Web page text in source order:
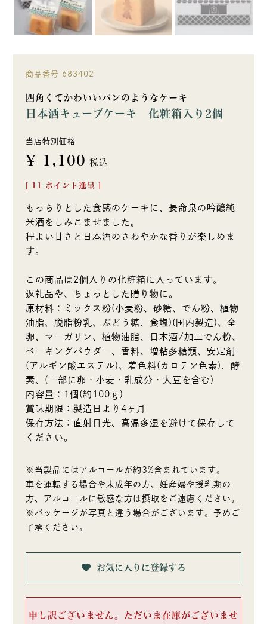
商品番号 683402
四角くてかわいいパンのようなケーキ
日本酒キューブケーキ 化粧箱入り2個
当店特別価格
¥ 1,100 税込
ポイント進呈 ]
もっちりとした食感のケーキに、長命泉の吟醸純
米酒をしみこませました。
程よい甘さと日本酒のさわやかな香りが楽しめま
す。
この商品は2個入りの化粧箱に入っています。
返礼品や、ちょっとした贈り物に。
原材料：ミックス粉(小麦粉、砂糖、でん粉、植物
油脂、脱脂粉乳、ぶどう糖、食塩)(国内製造)、全
卵、マーガリン、植物油脂、日本酒/加工でん粉、
ベーキングパウダー、香料、増粘多糖類、安定剤
(アルギン酸エステル)、着色料(カロテン色素)、酵
素、(一部に卵・小麦・乳成分・大豆を含む)
内容量：1個(約100ｇ)
賞味期限：製造日より4ヶ月
保存方法：直射日光、高温多湿を避けて保存して
ください。
※当製品にはアルコールが約3%含まれています。
車を運転する場合や未成年の方、妊産婦や授乳期の
方、アルコールに敏感な方は摂取をご遠慮ください。
※パッケージが写真と違う場合がございます。予めご
了承ください。
お気に入りに登録する
申し訳ございません。ただいま在庫がございませ